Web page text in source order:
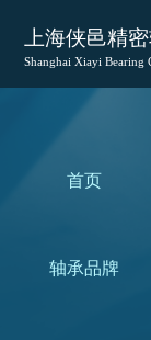
上海侠邑精
Shanghai Xiayi Bearing
首页
轴承品牌